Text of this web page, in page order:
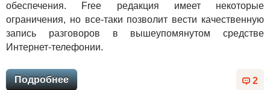
обеспечения. Free редакция имеет некоторые
ограничения, но все-таки позволит вести качественную
запись разговоров в вышеупомянутом средстве
Интернет-телефонии.
2
Подробнее